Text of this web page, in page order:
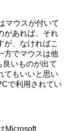
マウスが付いて
があれば、それ
が、なければこ
方でマウスは他
いものが出て
てもいいと思い
で利用されてい
Microsoft